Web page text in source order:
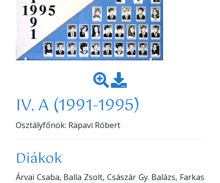
IV. A (1991-1995)
Osztályfőnök: Rapavi Róbert
Diákok
Árvai Csaba, Balla Zsolt, Császár Gy. Balázs, Farkas